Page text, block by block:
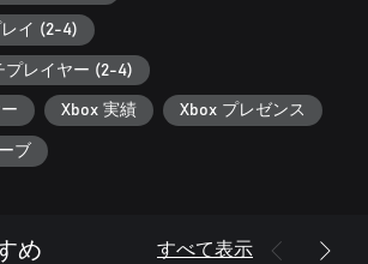
イ (2-4)
プレイヤー (2-4)
Xbox 実績 Xbox プレゼンス
ブ
め すべて表示